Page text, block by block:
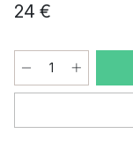
24 €